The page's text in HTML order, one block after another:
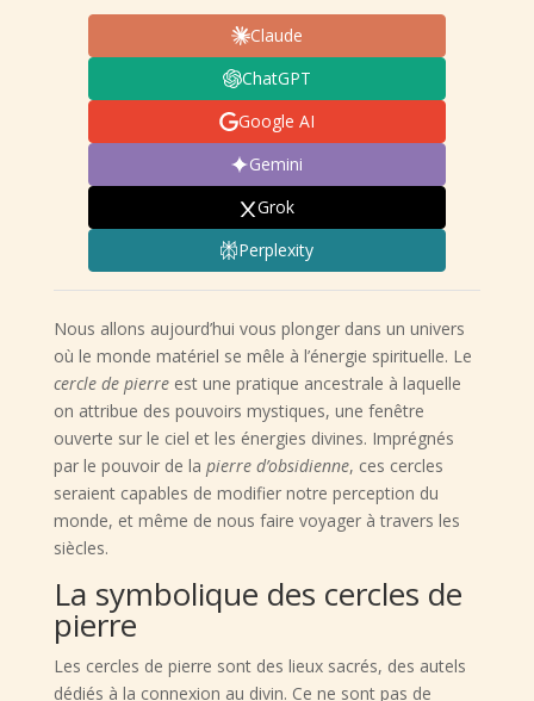
Claude
ChatGPT
Google AI
Gemini
Grok
Perplexity
Nous allons aujourd’hui vous plonger dans un univers
où le monde matériel se mêle à l’énergie spirituelle. Le
cercle de pierreest une pratique ancestrale à laquelle
on attribue des pouvoirs mystiques, une fenêtre
ouverte sur le ciel et les énergies divines. Imprégnés
par le pouvoir de la pierre d’obsidienne, ces cercles
seraient capables de modifier notre perception du
monde, et même de nous faire voyager à travers les
siècles.
La symbolique des cercles de
pierre
Les cercles de pierre sont des lieux sacrés, des autels
dédiés à la connexion au divin. Ce ne sont pas de